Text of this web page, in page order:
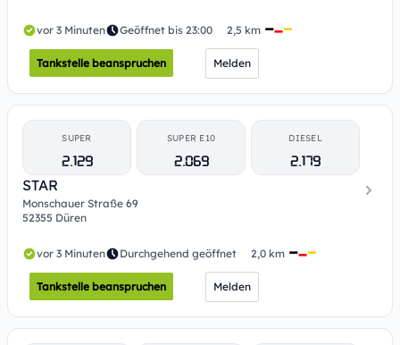
vor 3 Minuten Geöffnet bis 23:00 2,5 km
Tankstelle beanspruchen Melden
SUPER
2.129
SUPER E10
2.069
DIESEL
2.179
STAR
Monschauer Straße 69
52355 Düren
vor 3 Minuten Durchgehend geöffnet 2,0 km
Tankstelle beanspruchen Melden